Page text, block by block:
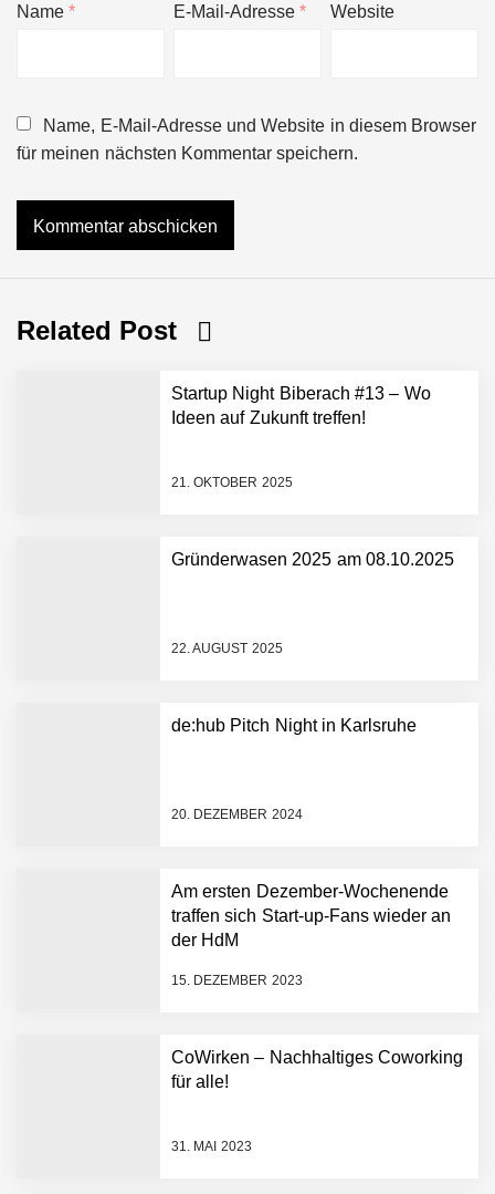
Name* E-Mail-Adresse* Website
Name, E-Mail-Adresse und Website in diesem Browser
für meinen nächsten Kommentar speichern.
Related Post
Startup Night Biberach #13 – Wo
Ideen auf Zukunft treffen!
21. OKTOBER 2025
Gründerwasen 2025 am 08.10.2025
22. AUGUST 2025
de:hub Pitch Night in Karlsruhe
20. DEZEMBER 2024
Am ersten Dezember-Wochenende
traffen sich Start-up-Fans wieder an
der HdM
15. DEZEMBER 2023
CoWirken – Nachhaltiges Coworking
für alle!
31. MAI 2023
Dollar bekannt, um den
Plattform zu beschleunigen
NEURA Robotics und
AI breit auszurollen
Humanoider Roboter bringt
Hightech ins Stadion
Simulationsdienstleistung in
FiniteNow ermöglicht
Entwicklungsprozesse
Pyck im Employer Portrait